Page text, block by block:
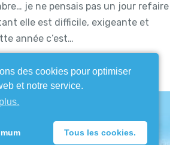
des cookies pour optimiser
et notre service.
Tous les cookies.
je ne pensais pas un jour refaire
elle est difficile, exigeante et
année c’est…